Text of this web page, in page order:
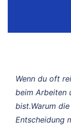
Wenn du oft
beim Arbeiten
bist.Warum
Entscheidung